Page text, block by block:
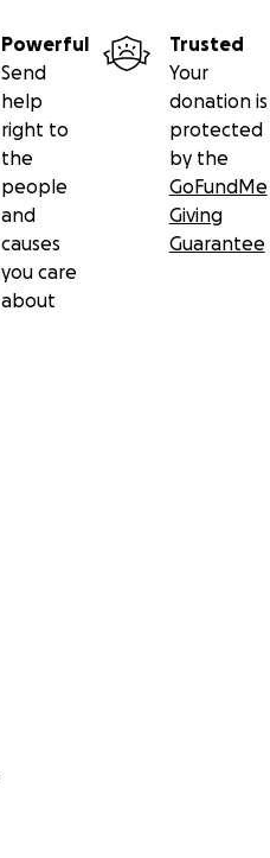
Powerful
Send
help
right to
the
people
and
causes
you care
about
Trusted
Your
donation is
protected
by the
GoFundMe
Giving
Guarantee